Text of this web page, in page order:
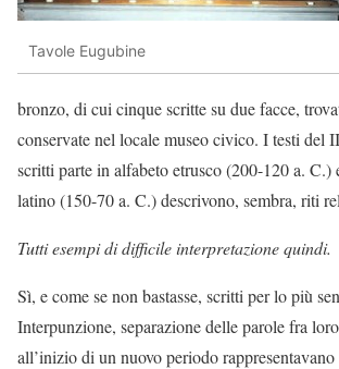
Tavole Eugubine
bronzo, di cui cinque scritte su due facce,
conservate nel locale museo civico. I testi del
scritti parte in alfabeto etrusco (200-120 a. C.)
latino (150-70 a. C.) descrivono, sembra, riti
Tutti esempi di difficile interpretazione quindi.
Sì, e come se non bastasse, scritti per lo più
Interpunzione, separazione delle parole fra
all’inizio di un nuovo periodo rappresentavano